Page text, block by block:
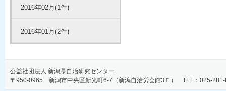
2016年02月(1件)
2016年01月(2件)
公益社団法人 新潟県自治研究センター
〒950-0965 新潟市中央区新光町6-7（新潟自治労会館3Ｆ） TEL：025-